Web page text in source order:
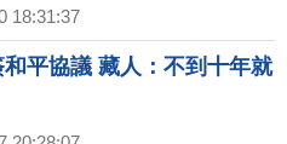
18:31:37
平協議 藏人：不到十年就